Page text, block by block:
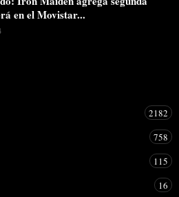
en el Movistar...
2182
758
115
16